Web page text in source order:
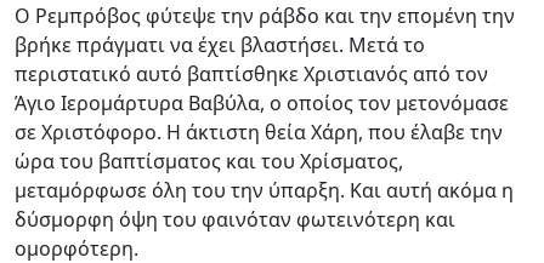
Ο Ρεμπρόβος φύτεψε την ράβδο και την επομένη την
βρήκε πράγματι να έχει βλαστήσει. Μετά το
περιστατικό αυτό βαπτίσθηκε Χριστιανός από τον
Άγιο Ιερομάρτυρα Βαβύλα, ο οποίος τον μετονόμασε
σε Χριστόφορο. Η άκτιστη θεία Χάρη, που έλαβε την
ώρα του βαπτίσματος και του Χρίσματος,
μεταμόρφωσε όλη του την ύπαρξη. Και αυτή ακόμα η
δύσμορφη όψη του φαινόταν φωτεινότερη και
ομορφότερη.